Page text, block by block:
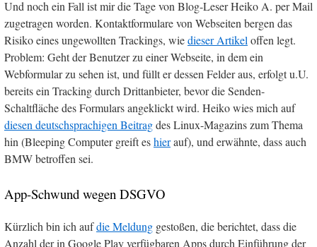
Und noch ein Fall ist mir die Tage von Blog-Leser Heiko A. per Mail
zugetragen worden. Kontaktformulare von Webseiten bergen das
Risiko eines ungewollten Trackings, wiedieser Artikeloffen legt.
Problem: Geht der Benutzer zu einer Webseite, in dem ein
Webformular zu sehen ist, und füllt er dessen Felder aus, erfolgt u.U.
bereits ein Tracking durch Drittanbieter, bevor die Senden-
Schaltfläche des Formulars angeklickt wird. Heiko wies mich auf
diesen deutschsprachigen Beitragdes Linux-Magazins zum Thema
hin (Bleeping Computer greift eshierauf), und erwähnte, dass auch
BMW betroffen sei.
App-Schwund wegen DSGVO
Kürzlich bin ich aufdie Meldung gestoßen, die berichtet, dass die
Anzahl der in Google Play verfügbaren Apps durch Einführung der